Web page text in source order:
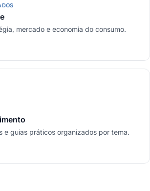
mercado e economia do consumo.
e guias práticos organizados por tema.